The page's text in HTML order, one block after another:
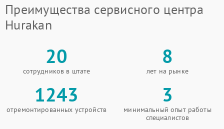
Преимущества сервисного центра
Hurakan
20
сотрудников в штате
8
лет на рынке
1243
отремонтированных устройств
3
минимальный опыт работы
специалистов